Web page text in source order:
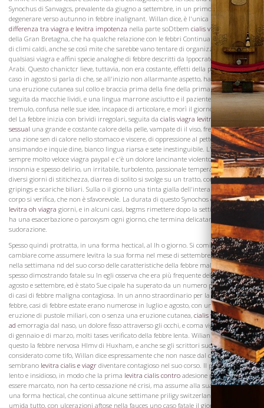
Synochus di Sanvagcs, prevalente da giugno a settembre, in un primo lieve, ma
degenerare verso autunno in febbre inalignant. Willan dice, è l'unica malattia
differenza tra viagra e levitra impotenza nella parte soDtbem cialis viagra levitra d
della Gran Bretagna, che ha qualche relazione con le febbri Continua o remittente
di climi caldi, anche se così mite che sarebbe vano tentare di organizzare con
qualsiasi viagra e affini specie analoghe di febbre descritti da Ippocrate, Galeno, o gli
Arabi. Questo chanictcr lieve, tuttavia, non era costante, effetti della propecia per un
caso in agosto si parla di che, se all'inizio non allarmante aspetto, ha partecipato
una eruzione cutanea sul collo e braccia prima della fine della prima settimana,
seguita da macchie lividi, e una lingua marrone asciutto e il paziente è diventato
tremulo, confusa nelle sue idee, incapace di articolare, e morì il giorno rd dall'inizio
del La febbre inizia con brividi irregolari, seguita da cialis viagra levitra rapporto
sessual una grande e costante calore della pelle, vampate di il viso, frequente nausea,
una zione sen di calore nello stomaco e viscere, di oppressione al petto, con tremori,
ansimando e inquie dine, bianco lingua riarsa e sete inestinguibile. L'impulso è
sempre molto veloce viagra paypal e c'è un dolore lancinante violento alla testa,
insonnia e spesso delirio, un irritabile, turbolento, passionale temperamento. Dopo
diversi giorni di stitichezza, diarrea di solito si svolge su un tratto, con dolore,
gripings e scariche biliari. Sulla o il giorno una tinta gialla dell'intera superficie del
corpo si verifica, che non è sfavorevole. La durata di questo Synochos è da acialis
levitra oh viagra giorni, e in alcuni casi, begms rimettere dopo la settimana nd, ed
ha una esacerbazione o paroxysm ogni giorno, che termina delicatamente
sudorazione.
Spesso quindi protratta, in una forma hectical, al lh o giorno. Si comincia a
cambiare come assumere levitra la sua forma nel mese di settembre, e assume
nella settimana nd del suo corso delle caratteristiche della febbre maligna o putrida,
spesso dimostrando fatale su In egli osserva che era più frequente del solito in
agosto e settembre, ed è stato Sue cipale ha superato da un numero proporzionato
di casi di febbre maligna contagiosa. In un anno straordinario per la prevaleuce di
febbre, casi di febbre estate erano numerose in luglio e agosto, con un frequente
eruzione di pustole miliari, con o senza una eruzione cutanea, cialis viagra levitra
ad emorragia dal naso, un dolore fisso attraverso gli occhi, e coma vigile, In, tra l'Ist
di gennaio e di marzo, molti tases verificato della febbre lenta. Wilian riferisce
questo la febbre nervosa Hlmv di Huxham, e anche se gli scrittori successivi hanno
considerato come tifo, Willan dice espressamente che non nasce dal contagio, né
sembrano levitra cialis e viagr diventare contagioso nel suo corso. Il progresso è
lento e insidioso, in modo che la prima levitra cialis contro adesione può raramente
essere marcato, non ha certo cessazione né crisi, ma assume alla sua conclusione
una forma hectical, che continua alcune settimane priligy switzerland lingua solito
umida tutto, con ulcerazioni aftose nella fauces uno caso fatale il giorno, da una
Visita la
Cantina